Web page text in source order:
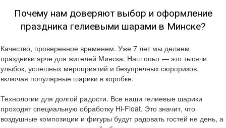
Почему нам доверяют выбор и оформление
праздника гелиевыми шарами в Минске?
Качество, проверенное временем. Уже 7 лет мы делаем
праздники ярче для жителей Минска. Наш опыт — это тысячи
улыбок, успешных мероприятий и безупречных сюрпризов,
включая популярные шарики в коробке.
Технологии для долгой радости. Все наши гелиевые шарики
проходят специальную обработку Hi-Float. Это значит, что
воздушные композиции и фигуры будут радовать гостей не день, а